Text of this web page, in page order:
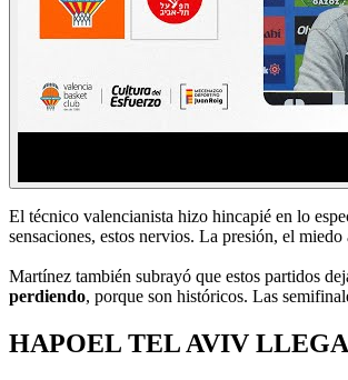
El técnico valencianista hizo hincapié en lo
sensaciones, estos nervios. La presión, el
Martínez también subrayó que estos partidos
perdiendo, porque son históricos. Las
HAPOEL TEL AVIV